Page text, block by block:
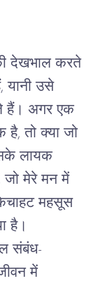
देखभाल करते
यानी उसे
हैं। अगर एक
तो क्या जो
लायक
जो मेरे मन में
महसूस
है।
संबंध-
में